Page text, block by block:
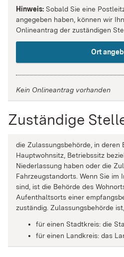
Hinweis: Sobald Sie eine
angegeben haben, können wir
Onlineantrag der zuständigen
Ort
Kein Onlineantrag vorhanden
Zuständige
die Zulassungsbehörde, in deren
Hauptwohnsitz, Betriebssitz
Niederlassung haben oder die
Fahrzeugstandorts. Wenn Sie im
sind, ist die Behörde des
Aufenthaltsorts einer
zuständig. Zulassungsbehörde ist,
für einen Stadtkreis: die
für einen Landkreis: das